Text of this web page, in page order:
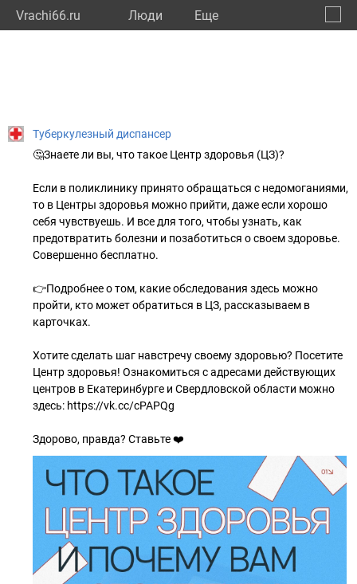
Vrachi66.ru Люди Eще
Туберкулезный диспансер
🤔Знаете ли вы, что такое Центр здоровья (ЦЗ)?
Если в поликлинику принято обращаться с недомоганиями,
то в Центры здоровья можно прийти, даже если хорошо
себя чувствуешь. И все для того, чтобы узнать, как
предотвратить болезни и позаботиться о своем здоровье.
Совершенно бесплатно.
👉Подробнее о том, какие обследования здесь можно
пройти, кто может обратиться в ЦЗ, рассказываем в
карточках.
Хотите сделать шаг навстречу своему здоровью? Посетите
Центр здоровья! Ознакомиться с адресами действующих
центров в Екатеринбурге и Свердловской области можно
здесь: https://vk.cc/cPAPQg
Здорово, правда? Ставьте ❤️